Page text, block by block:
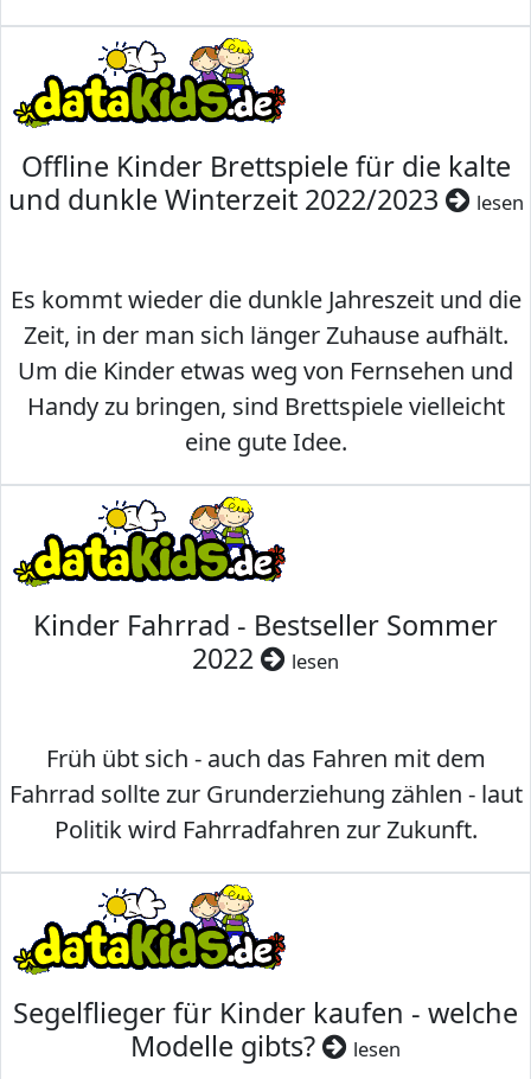
Offline Kinder Brettspiele für die kalte
und dunkle Winterzeit 2022/2023
lesen
Es kommt wieder die dunkle Jahreszeit und die
Zeit, in der man sich länger Zuhause aufhält.
Um die Kinder etwas weg von Fernsehen und
Handy zu bringen, sind Brettspiele vielleicht
eine gute Idee.
Kinder Fahrrad - Bestseller Sommer
2022
lesen
Früh übt sich - auch das Fahren mit dem
Fahrrad sollte zur Grunderziehung zählen - laut
Politik wird Fahrradfahren zur Zukunft.
Segelflieger für Kinder kaufen - welche
Modelle gibts?
lesen